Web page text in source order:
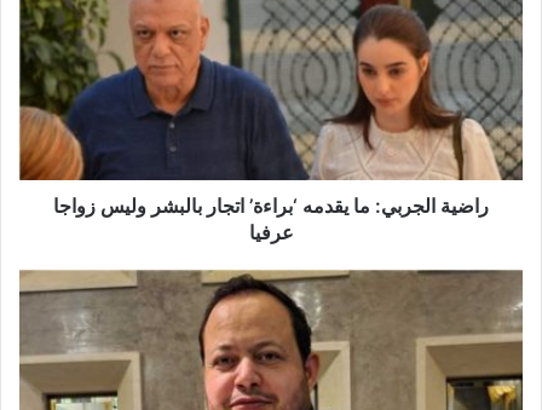
ما
يقدمه
اتجار
بالبشر
وليس
زواجا
راضية الجربي: ما يقدمه ‘براءة’ اتجار بالبشر وليس زواجا
عرفيا‎‎
/
وردنا
: